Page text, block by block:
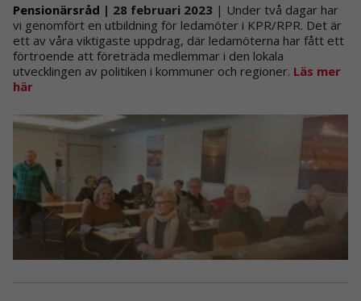
Pensionärsråd | 28 februari 2023 | Under två dagar har
vi genomfört en utbildning för ledamöter i KPR/RPR. Det är
ett av våra viktigaste uppdrag, där ledamöterna har fått ett
förtroende att företräda medlemmar i den lokala
utvecklingen av politiken i kommuner och regioner. Läs mer
här